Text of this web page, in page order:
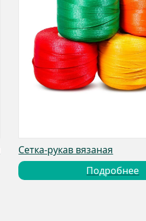
Сетка-рукав вязаная
Подробнее